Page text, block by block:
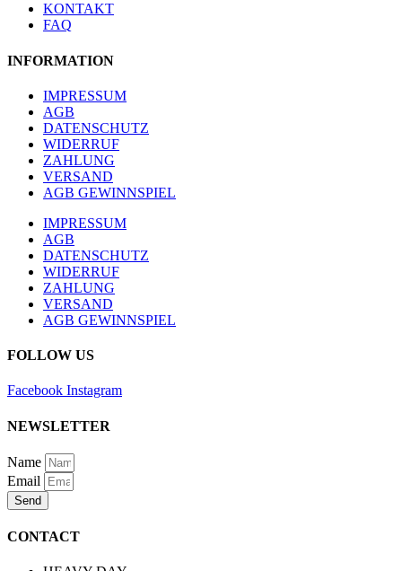
KONTAKT
FAQ
INFORMATION
IMPRESSUM
AGB
DATENSCHUTZ
WIDERRUF
ZAHLUNG
VERSAND
AGB GEWINNSPIEL
IMPRESSUM
AGB
DATENSCHUTZ
WIDERRUF
ZAHLUNG
VERSAND
AGB GEWINNSPIEL
FOLLOW US
Facebook Instagram
NEWSLETTER
Name
Email
Send
CONTACT